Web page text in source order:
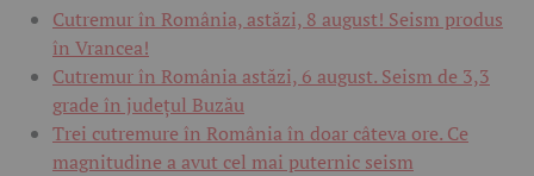
Cutremur în România, astăzi, 8 august! Seism produs
în Vrancea!
Cutremur în România astăzi, 6 august. Seism de 3,3
grade în județul Buzău
Trei cutremure în România în doar câteva ore. Ce
magnitudine a avut cel mai puternic seism